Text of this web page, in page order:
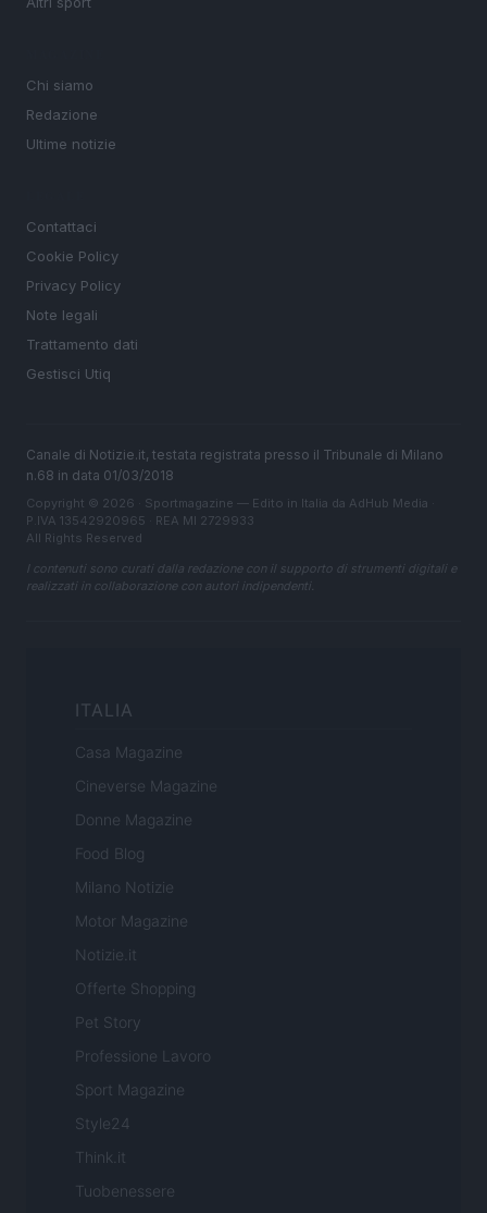
Chi siamo
Redazione
Ultime notizie
Contattaci
Cookie Policy
Privacy Policy
Note legali
Trattamento dati
Gestisci Utiq
Canale di Notizie.it, testata registrata presso il Tribunale di Milano
n.68 in data 01/03/2018
Copyright © 2026 · Sportmagazine — Edito in Italia da AdHub Media
P.IVA 13542920965 · REA MI 2729933
All Rights Reserved
I contenuti sono curati dalla redazione con il supporto di strumenti digitali e
realizzati in collaborazione con autori indipendenti.
ITALIA
Casa Magazine
Cineverse Magazine
Donne Magazine
Food Blog
Milano Notizie
Motor Magazine
Notizie.it
Offerte Shopping
Pet Story
Professione Lavoro
Sport Magazine
Style24
Think.it
Tuobenessere